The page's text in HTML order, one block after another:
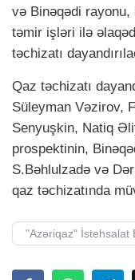
və Binəqədi rayonu,
təmir işləri ilə
təchizatı
Qaz təchizatı
Süleyman Vəzirov,
Senyuşkin, Natiq
prospektinin,
S.Bəhlulzadə və
qaz təchizatında
"Azəriqaz" İstehsalat